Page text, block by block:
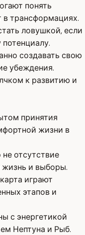
понять
трансформациях.
ловушкой, если
создавать свою
убеждения.
к развитию и
принятия
жизни в
отсутствие
жизнь и выборы.
играют
этапов и
с энергетикой
Нептуна и Рыб.